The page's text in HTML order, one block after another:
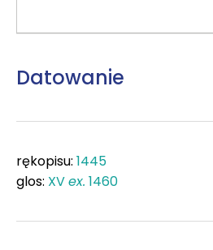
Datowanie
rękopisu: 1445
glos: XVex. 1460